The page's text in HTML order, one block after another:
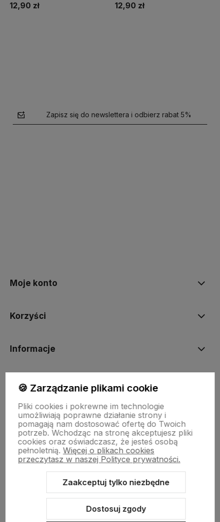
12,90 zł 12,90 zł
Zapisz się do newslettera i odbierz rabat 5%
Moje konto
Korzyści
Informacje
BORN2VAPE.PL
Born To Vape|| Różana 2, 21-025 Niemce woj. lubelskie
NIP: 7141861133 || E:kontakt@born2vape.plT:665 744 477
by szoperski.pl
🍪 Zarządzanie plikami cookie
Pliki cookies i pokrewne im technologie
umożliwiają poprawne działanie strony i
pomagają nam dostosować ofertę do Twoich
potrzeb. Wchodząc na stronę akceptujesz pliki
cookies oraz oświadczasz, że jesteś osobą
pełnoletnią. Więcej o plikach cookies
przeczytasz w naszej Polityce prywatności.
Zaakceptuj tylko niezbędne
Dostosuj zgody